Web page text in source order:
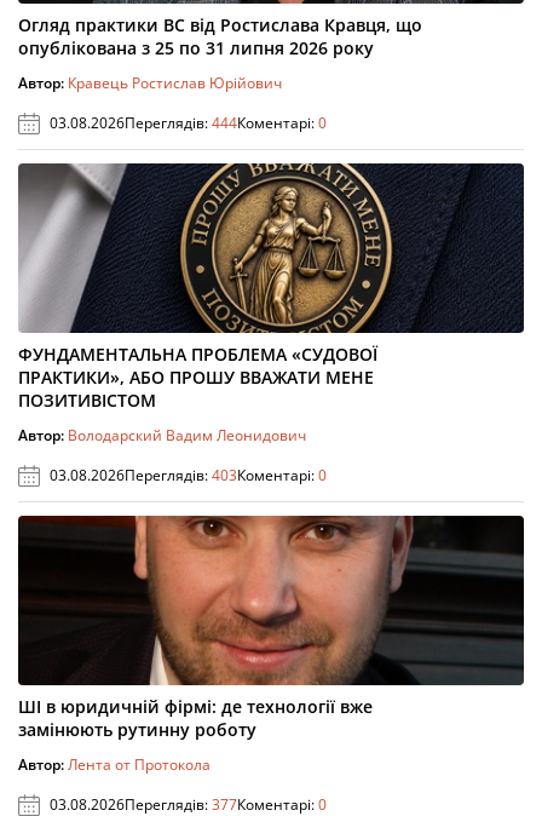
Огляд практики ВС від Ростислава Кравця, що
опублікована з 25 по 31 липня 2026 року
Автор: Кравець Ростислав Юрійович
03.08.2026Переглядів:444Коментарі:0
ФУНДАМЕНТАЛЬНА ПРОБЛЕМА «СУДОВОЇ
ПРАКТИКИ», АБО ПРОШУ ВВАЖАТИ МЕНЕ
ПОЗИТИВІСТОМ
Автор: Володарский Вадим Леонидович
03.08.2026Переглядів:403Коментарі:0
ШІ в юридичній фірмі: де технології вже
замінюють рутинну роботу
Автор:Лента от Протокола
03.08.2026Переглядів:377Коментарі:0